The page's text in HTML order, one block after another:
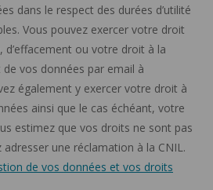
dans le respect des durées d’utilité
Vous pouvez exercer votre droit
d’effacement ou votre droit à la
vos données par email à
également y exercer votre droit à
ainsi que le cas échéant, votre
estimez que vos droits ne sont pas
une réclamation à la CNIL.
de vos données et vos droits